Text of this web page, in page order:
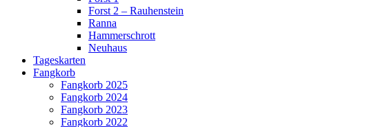
Forst 2 – Rauhenstein
Ranna
Hammerschrott
Neuhaus
Tageskarten
Fangkorb
Fangkorb 2025
Fangkorb 2024
Fangkorb 2023
Fangkorb 2022